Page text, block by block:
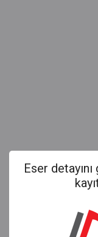
Eser